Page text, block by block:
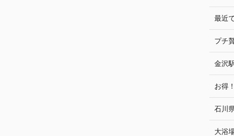
最近
プチ
金沢
お得
石川
大浴